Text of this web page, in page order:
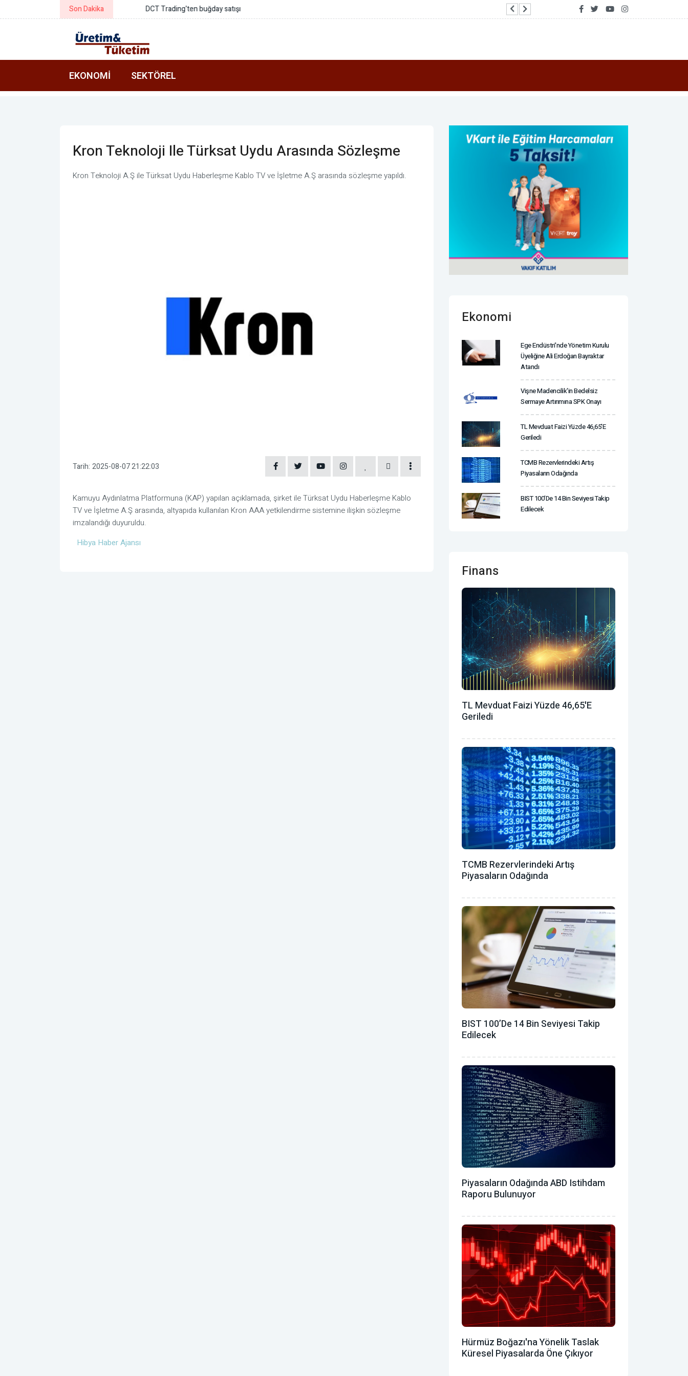
Son Dakika DCT Trading'ten buğday satışı Gaziantep'te çöpten enerji, enerjiden organik
EKONOMI SEKTÖREL
Kron Teknoloji Ile Türksat Uydu Arasında Sözleşme
Kron Teknoloji A.Ş ile Türksat Uydu Haberleşme Kablo TV ve İşletme A.Ş arasında sözleşme yapıldı.
Tarih: 2025-08-07 21:22:03
Kamuyu Aydınlatma Platformuna (KAP) yapılan açıklamada, şirket ile Türksat Uydu Haberleşme Kablo
TV ve İşletme A.Ş arasında, altyapıda kullanılan Kron AAA yetkilendirme sistemine ilişkin sözleşme
imzalandığı duyuruldu.
Hibya Haber Ajansı
Ekonomi
Ege Endüstri'nde Yönetim Kurulu
Üyeliğine Ali Erdoğan Bayraktar
Atandı
Vişne Madencilik'in Bedelsiz
Sermaye Artırımına SPK Onayı
TL Mevduat Faizi Yüzde 46,65'e
Geriledi
TCMB Rezervlerindeki Artış
Piyasaların Odağında
BIST 100’de 14 Bin Seviyesi Takip
Edilecek
Finans
TL Mevduat Faizi Yüzde 46,65'e
Geriledi
TCMB Rezervlerindeki Artış
Piyasaların Odağında
BIST 100’de 14 Bin Seviyesi Takip
Edilecek
Piyasaların Odağında ABD Istihdam
Raporu Bulunuyor
Hürmüz Boğazı'na Yönelik Taslak
Küresel Piyasalarda Öne Çıkıyor